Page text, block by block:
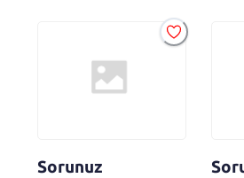
Sorunuz